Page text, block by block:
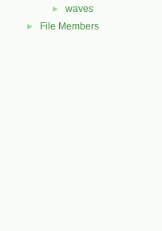
► waves
► File Members